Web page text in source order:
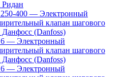
Ридан
400 — Электронный
клапан шагового
Данфосс (Danfoss)
6 — Электронный
клапан шагового
Данфосс (Danfoss)
6 — Электронный